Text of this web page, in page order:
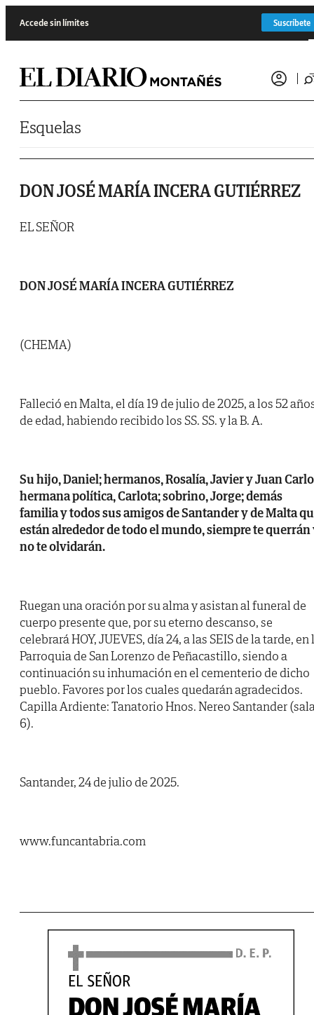
Accede sin límites Suscríbete
Esquelas
DON JOSÉ MARÍA INCERA GUTIÉRREZ
EL SEÑOR
DON JOSÉ MARÍA INCERA GUTIÉRREZ
(CHEMA)
Falleció en Malta, el día 19 de julio de 2025, a los 52
de edad, habiendo recibido los SS. SS. y la B. A.
Su hijo, Daniel; hermanos, Rosalía, Javier y Juan
hermana política, Carlota; sobrino, Jorge; demás
familia y todos sus amigos de Santander y de Malta
están alrededor de todo el mundo, siempre te querrán
no te olvidarán.
Ruegan una oración por su alma y asistan al funeral de
cuerpo presente que, por su eterno descanso, se
celebrará HOY, JUEVES, día 24, a las SEIS de la tarde, en
Parroquia de San Lorenzo de Peñacastillo, siendo a
continuación su inhumación en el cementerio de dicho
pueblo. Favores por los cuales quedarán agradecidos.
Capilla Ardiente: Tanatorio Hnos. Nereo Santander
6).
Santander, 24 de julio de 2025.
www.funcantabria.com